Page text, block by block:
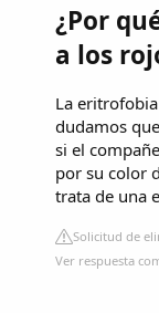
¿Por
a los
La
dudamos
si el
por su color
trata de una
Solicitud de
Ver respuesta